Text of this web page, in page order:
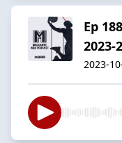
Ep
2023-
2023-